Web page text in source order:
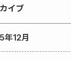
イブ
年12月